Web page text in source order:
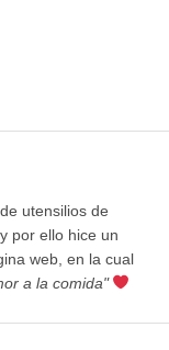
utensilios de
por ello hice un
web, en la cual
a la comida"